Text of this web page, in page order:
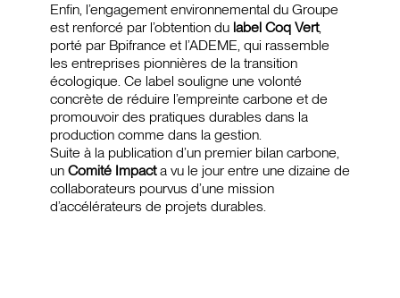
Enfin, l’engagement environnemental du Groupe
est renforcé par l’obtention du label Coq Vert,
porté par Bpifrance et l’ADEME, qui rassemble
les entreprises pionnières de la transition
écologique. Ce label souligne une volonté
concrète de réduire l’empreinte carbone et de
promouvoir des pratiques durables dans la
production comme dans la gestion.
Suite à la publication d’un premier bilan carbone,
un Comité Impacta vu le jour entre une dizaine de
collaborateurs pourvus d’une mission
d’accélérateurs de projets durables.